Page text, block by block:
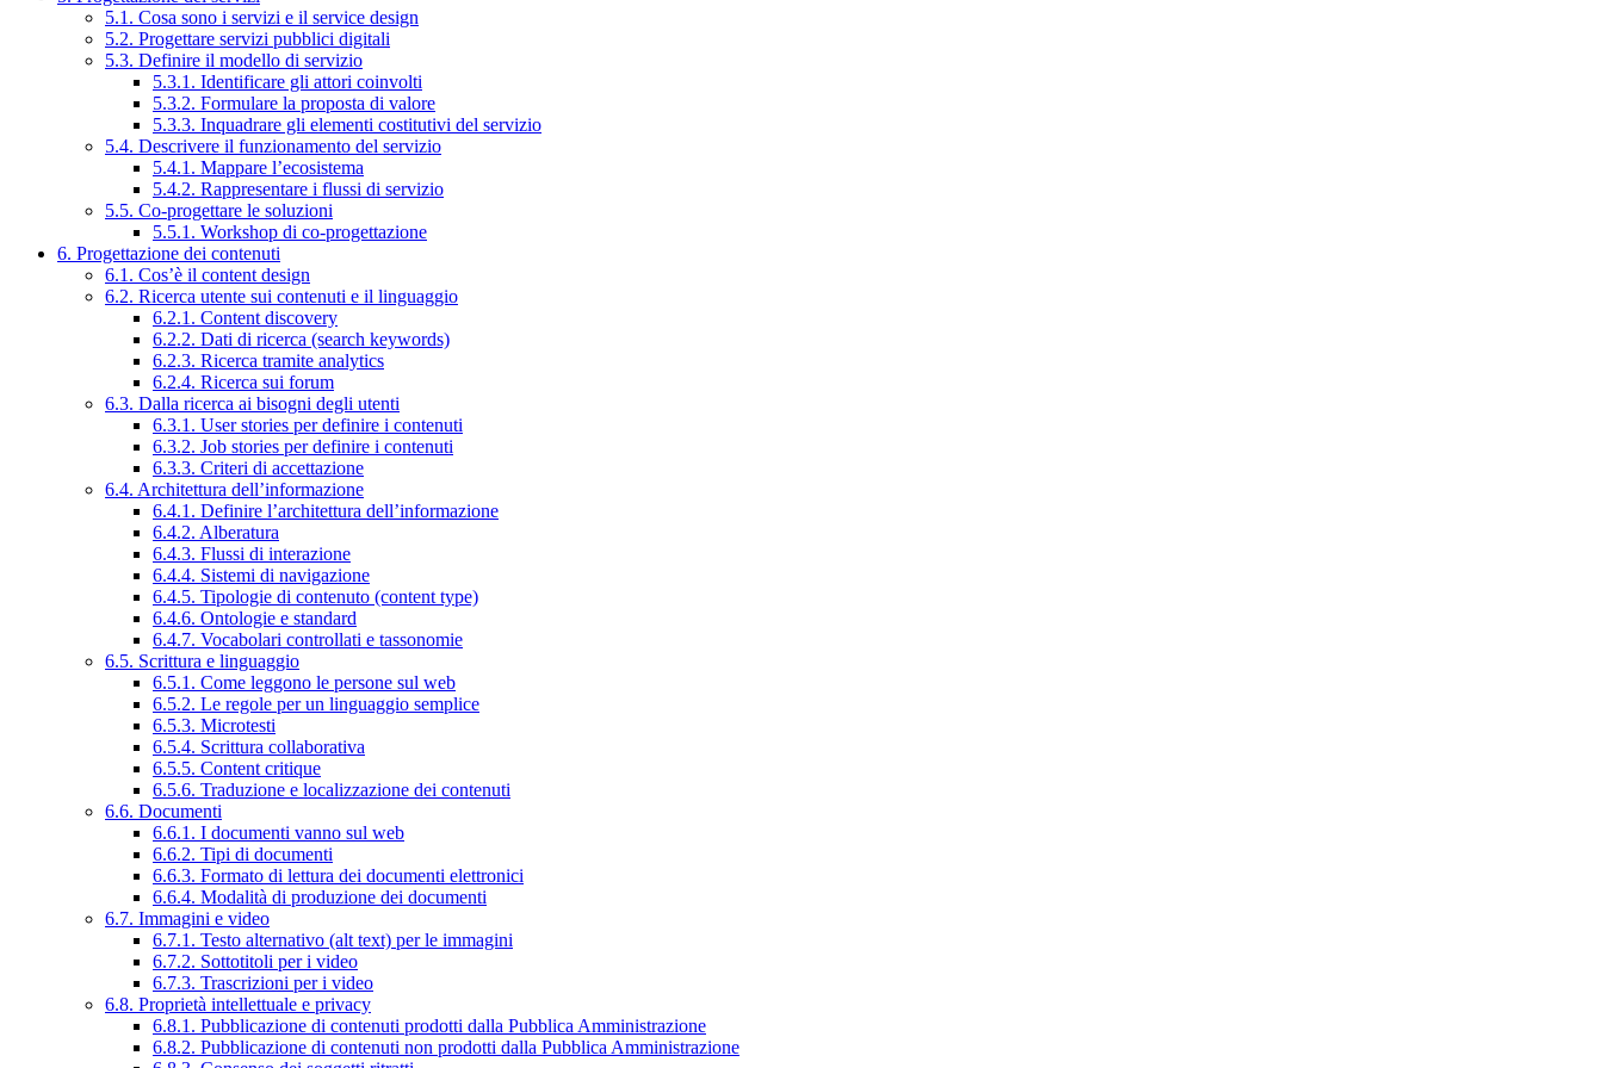
5.1. Cosa sono i servizi e il service design
5.2. Progettare servizi pubblici digitali
5.3. Definire il modello di servizio
5.3.1. Identificare gli attori coinvolti
5.3.2. Formulare la proposta di valore
5.3.3. Inquadrare gli elementi costitutivi del servizio
5.4. Descrivere il funzionamento del servizio
5.4.1. Mappare l’ecosistema
5.4.2. Rappresentare i flussi di servizio
5.5. Co-progettare le soluzioni
5.5.1. Workshop di co-progettazione
6. Progettazione dei contenuti
6.1. Cos’è il content design
6.2. Ricerca utente sui contenuti e il linguaggio
6.2.1. Content discovery
6.2.2. Dati di ricerca (search keywords)
6.2.3. Ricerca tramite analytics
6.2.4. Ricerca sui forum
6.3. Dalla ricerca ai bisogni degli utenti
6.3.1. User stories per definire i contenuti
6.3.2. Job stories per definire i contenuti
6.3.3. Criteri di accettazione
6.4. Architettura dell’informazione
6.4.1. Definire l’architettura dell’informazione
6.4.2. Alberatura
6.4.3. Flussi di interazione
6.4.4. Sistemi di navigazione
6.4.5. Tipologie di contenuto (content type)
6.4.6. Ontologie e standard
6.4.7. Vocabolari controllati e tassonomie
6.5. Scrittura e linguaggio
6.5.1. Come leggono le persone sul web
6.5.2. Le regole per un linguaggio semplice
6.5.3. Microtesti
6.5.4. Scrittura collaborativa
6.5.5. Content critique
6.5.6. Traduzione e localizzazione dei contenuti
6.6. Documenti
6.6.1. I documenti vanno sul web
6.6.2. Tipi di documenti
6.6.3. Formato di lettura dei documenti elettronici
6.6.4. Modalità di produzione dei documenti
6.7. Immagini e video
6.7.1. Testo alternativo (alt text) per le immagini
6.7.2. Sottotitoli per i video
6.7.3. Trascrizioni per i video
6.8. Proprietà intellettuale e privacy
6.8.1. Pubblicazione di contenuti prodotti dalla Pubblica Amministrazione
6.8.2. Pubblicazione di contenuti non prodotti dalla Pubblica Amministrazione